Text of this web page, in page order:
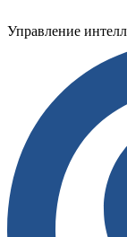
Управление